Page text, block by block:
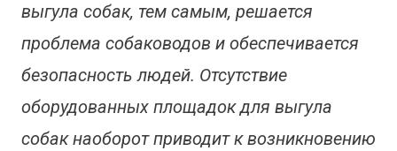
выгула собак, тем самым, решается
проблема собаководов и обеспечивается
безопасность людей. Отсутствие
оборудованных площадок для выгула
собак наоборот приводит к возникновению